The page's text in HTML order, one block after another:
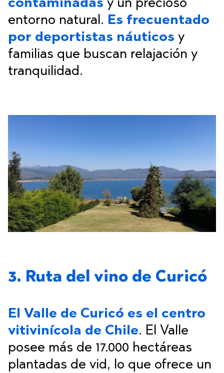
contaminadas y un precioso
entorno natural. Es frecuentado
por deportistas náuticos y
familias que buscan relajación y
tranquilidad.
3. Ruta del vino de Curicó
El Valle de Curicó es el centro
vitivinícola de Chile. El Valle
posee más de 17.000 hectáreas
plantadas de vid, lo que ofrece un